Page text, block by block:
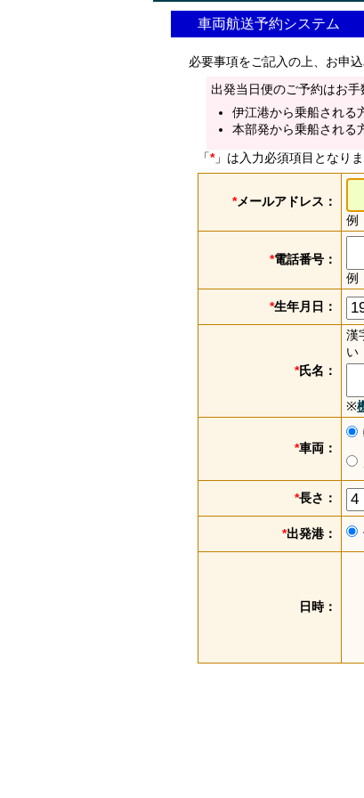
車両航送予約システム
必要事項をご記入の上、お申込
出発当日便のご予約はお手
伊江港から乗船され
本部発から乗船され
「*」は入力必須項目となりま
*メールアドレス：
例
*電話番号：
例
*生年月日：
*氏名：
漢
い
※
*車両：
*長さ：
*出発港：
日時：